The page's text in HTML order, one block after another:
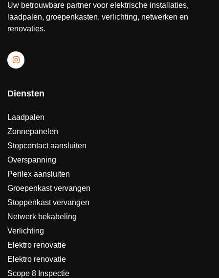
Uw betrouwbare partner voor elektrische installaties,
laadpalen, groepenkasten, verlichting, netwerken en
renovaties.
Diensten
Laadpalen
Zonnepanelen
Stopcontact aansluiten
Overspanning
Perilex aansluiten
Groepenkast vervangen
Stoppenkast vervangen
Netwerk bekabeling
Verlichting
Elektro renovatie
Elektro renovatie
Scope 8 Inspectie